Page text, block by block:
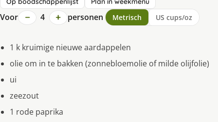
Voor − 4 + personen Metrisch US cups/oz
1 k kruimige nieuwe aardappelen
olie om in te bakken (zonnebloemolie of milde olijfolie)
ui
zeezout
1 rode paprika